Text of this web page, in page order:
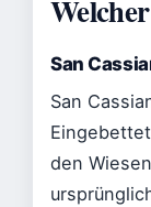
San
San
den